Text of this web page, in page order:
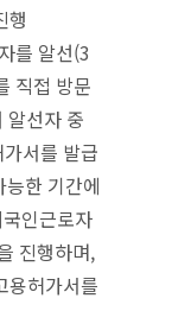
행
를 알선(3
직접 방문
알선자 중
서를 발급
한 기간에
인근로자
진행하며,
용허가서를